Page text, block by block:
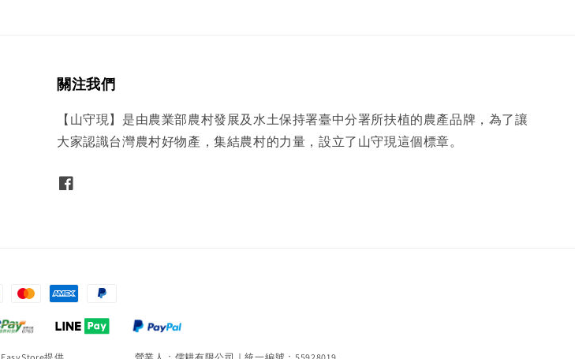
關注我們
【山守現】是由農業部農村發展及水土保持署臺中分署所扶植的農產品牌，為了讓
大家認識台灣農村好物產，集結農村的力量，設立了山守現這個標章。